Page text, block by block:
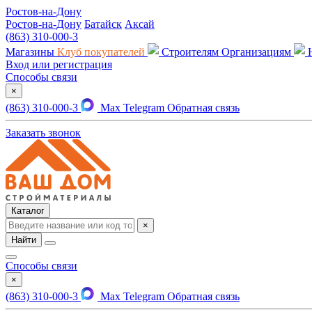
Ростов-на-Дону
Ростов-на-Дону Батайск Аксай
(863) 310-000-3
Магазины Клуб покупателей Строителям Организациям
Вход или регистрация
Способы связи
×
(863) 310-000-3 Max Telegram Обратная связь
Заказать звонок
Каталог
×
Найти
Способы связи
×
(863) 310-000-3 Max Telegram Обратная связь